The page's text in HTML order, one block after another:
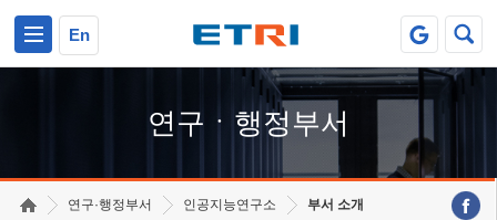
En
연구ㆍ행정부서
연구·행정부서 인공지능연구소 부서 소개